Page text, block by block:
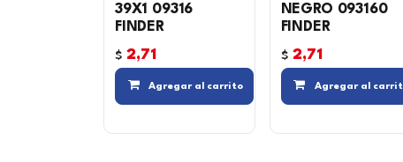
39X1 09316
FINDER
$ 2,71
Agregar al carrito Compara
NEGRO 093160
FINDER
$ 2,71
Agregar al